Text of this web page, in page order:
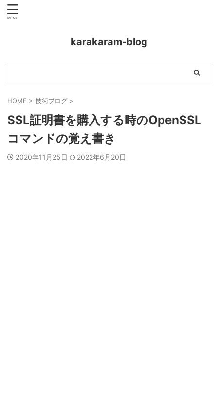
karakaram-blog
HOME > 技術ブログ >
SSL証明書を購入する時のOpenSSL
コマンドの覚え書き
2020年11月25日 2022年6月20日